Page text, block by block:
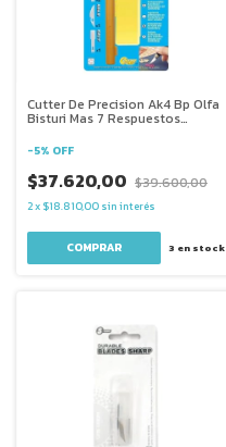
Cutter De Precision Ak4 Bp Olfa
Bisturi Mas 7 Respuestos
-5% OFF
$37.620,00 $39.600,00
2x $18.810,00 sin interés
3 en stock